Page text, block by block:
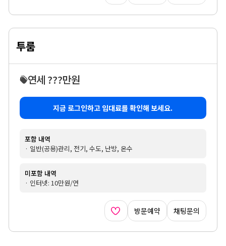
투룸
연세 ???만원
지금 로그인하고 임대료를 확인해 보세요.
포함 내역
· 일반(공용)관리, 전기, 수도, 난방, 온수
미포함 내역
· 인터넷: 10만원/연
방문예약 채팅문의